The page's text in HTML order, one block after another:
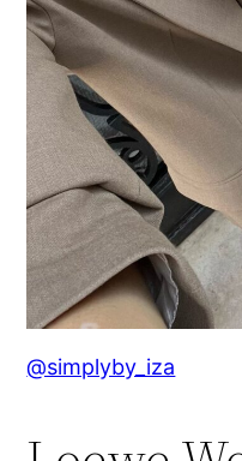
@simplyby_iza